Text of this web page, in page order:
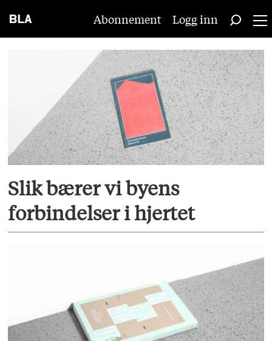
Abonnement Logg inn
trondheim
Slik bærer vi byens
forbindelser i hjertet